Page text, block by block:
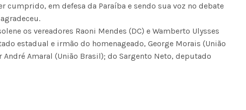
cumprido, em defesa da Paraíba e sendo sua voz no debate
os vereadores Raoni Mendes (DC) e Wamberto Ulysses
estadual e irmão do homenageado, George Morais (União
Amaral (União Brasil); do Sargento Neto, deputado